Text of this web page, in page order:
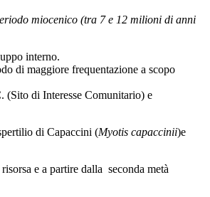
miocenico (tra 7 e 12 milioni di anni
interno.
di maggiore frequentazione a scopo
(Sito di Interesse Comunitario) e
di Capaccini (Myotis capaccinii)e
e a partire dalla seconda metà